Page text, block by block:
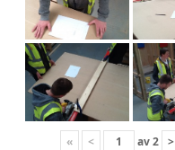
« < av2 >